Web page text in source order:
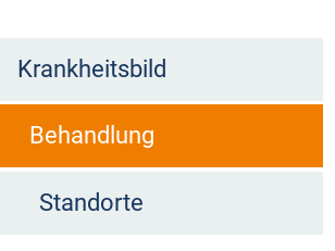
Krankheitsbild
Behandlung
Standorte